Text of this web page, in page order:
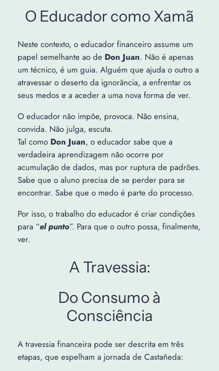
O Educador como Xamã
Neste contexto, o educador financeiro assume um
papel semelhante ao de Don Juan. Não é apenas
um técnico, é um guia. Alguém que ajuda o outro a
atravessar o deserto da ignorância, a enfrentar os
seus medos e a aceder a uma nova forma de ver.
O educador não impõe, provoca. Não ensina,
convida. Não julga, escuta.
Tal como Don Juan, o educador sabe que a
verdadeira aprendizagem não ocorre por
acumulação de dados, mas por ruptura de padrões.
Sabe que o aluno precisa de se perder para se
encontrar. Sabe que o medo é parte do processo.
Por isso, o trabalho do educador é criar condições
para “el punto”. Para que o outro possa, finalmente,
ver.
A Travessia:
Do Consumo à
Consciência
A travessia financeira pode ser descrita em três
etapas, que espelham a jornada de Castañeda: